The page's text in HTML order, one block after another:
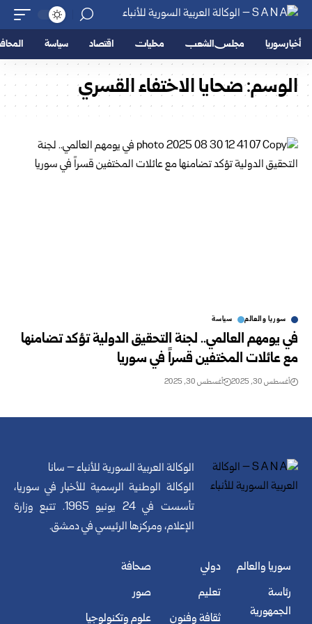
أخبار سوريا مجلس الشعب محليات اقتصاد سياسة
الوسم:ضحايا الاختفاء القسري
سوريا والعالم سياسة
في يومهم العالمي.. لجنة التحقيق الدولية تؤكد تضامنها
مع عائلات المختفين قسراً في سوريا
أغسطس 30, 2025 أغسطس 30, 2025
الوكالة العربية السورية للأنباء – سانا
الوكالة الوطنية الرسمية للأخبار في سوريا،
تأسست في 24 يونيو 1965. تتبع وزارة
الإعلام، ومركزها الرئيسي في دمشق.
سوريا والعالم
رئاسة
الجمهورية
دولي
تعليم
ثقافة وفنون
صحافة
صور
علوم وتكنولوجيا